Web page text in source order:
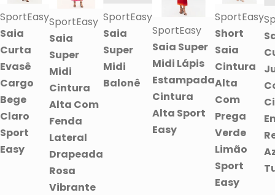
SportEasy
Saia
Curta
Evasê
Cargo
Bege
Claro
Sport
Easy
SportEasy
Saia
Super
Midi
Cintura
Alta Com
Fenda
Lateral
Drapeada
Rosa
Vibrante
SportEasy
Saia
Super
Midi
Balonê
SportEasy
Saia Super
Midi Lápis
Estampada
Cintura
Alta Sport
Easy
SportEasy
Short
Saia
Cintura
Alta
Com
Prega
Verde
Limão
Sport
Easy